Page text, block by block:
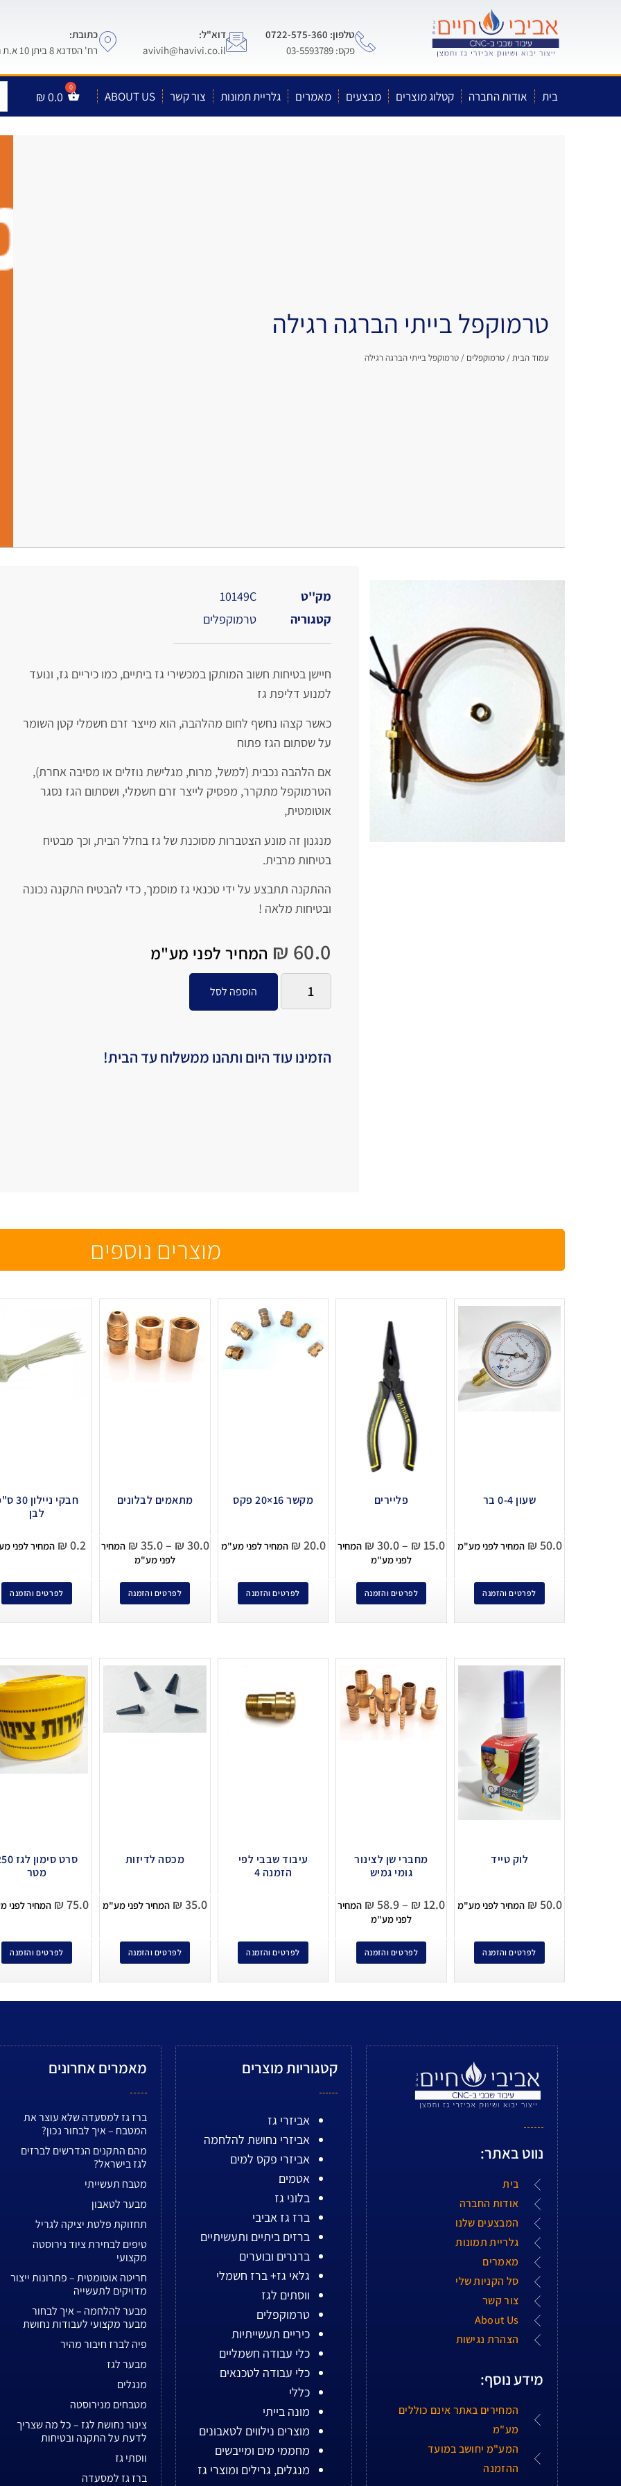
טלפון: 0722-575-360
פקס: 03-5593789
דוא"ל:
avivih@havivi.co.il
כתובת:
רח' הסדנא 8 ביתן 10 א.ת חולון
בית אודות החברה קטלוג מוצרים מבצעים מאמרים גלריית תמונות צור קשר ABOUT US
₪0.0
טרמוקפל בייתי הברגה רגילה
עמוד הבית/טרמוקפלים / טרמוקפל בייתי הברגה רגילה
מק''ט
10149C
קטגוריה
טרמוקפלים
חיישן בטיחות חשוב המותקן במכשירי גז ביתיים, כמו כיריים גז, ונועד
למנוע דליפת גז
כאשר קצהו נחשף לחום מהלהבה, הוא מייצר זרם חשמלי קטן השומר
על שסתום הגז פתוח
אם הלהבה נכבית (למשל, מרוח, מגלישת נוזלים או מסיבה אחרת),
הטרמוקפל מתקרר, מפסיק לייצר זרם חשמלי, ושסתום הגז נסגר
אוטומטית,
מנגנון זה מונע הצטברות מסוכנת של גז בחלל הבית, וכך מבטיח
בטיחות מרבית.
ההתקנה תתבצע על ידי טכנאי גז מוסמך, כדי להבטיח התקנה נכונה
ובטיחות מלאה !
₪ 60.0 המחיר לפני מע"מ
הוספה לסל
הזמינו עוד היום ותהנו ממשלוח עד הבית!
מוצרים נוספים
שעון 0-4 בר
₪ 50.0 המחיר לפני מע"מ
לפרטים והזמנה
פליירים
₪ 15.0
–
₪ 30.0
המחיר
לפני מע"מ
לפרטים והזמנה
מקשר 16×20 פקס
₪ 20.0 המחיר לפני מע"מ
לפרטים והזמנה
מתאמים לבלונים
₪ 30.0
–
₪ 35.0
המחיר
לפני מע"מ
לפרטים והזמנה
חבקי
לבן
₪ 0.2 המחיר לפני
לפרטים והזמנה
לוק טייד
₪ 50.0 המחיר לפני מע"מ
לפרטים והזמנה
מחברי שן לצינור
גומי גמיש
₪ 12.0
–
₪ 58.9
המחיר
לפני מע"מ
לפרטים והזמנה
עיבוד שבבי לפי
הזמנה 4
לפרטים והזמנה
מכסה לדיזות
₪ 35.0 המחיר לפני מע"מ
לפרטים והזמנה
סרט סימון
מטר
₪ 75.0 המחיר לפני
לפרטים והזמנה
נווט באתר:
בית
אודות החברה
המבצעים שלנו
גלריית תמונות
מאמרים
סל הקניות שלי
צור קשר
About Us
הצהרת נגישות
מידע נוסף:
המחירים באתר אינם כוללים
מע"מ
המע"מ יחושב במועד
ההזמנה
קטגוריות מוצרים
אביזרי גז
אביזרי נחושת להלחמה
אביזרי פקס למים
אטמים
בלוני גז
ברז גז אביבי
ברזים ביתיים ותעשיתיים
ברנרים ובוערים
גלאי גז+ ברז חשמלי
ווסתים לגז
טרמוקפלים
כיריים תעשייתיות
כלי עבודה חשמליים
כלי עבודה לטכנאים
כללי
מונה בייתי
מוצרים נילווים לטאבונים
מחממי מים ומייבשים
מנגלים, גרילים ומוצרי גז
מאמרים אחרונים
ברז גז למסעדה שלא עוצר את
המטבח – איך לבחור נכון?
מהם התקנים הנדרשים לברזים
לגז בישראל?
מטבח תעשייתי
מבער לטאבון
תחזוקת פלטת יציקה לגריל
טיפים לבחירת ציוד נירוסטה
מקצועי
חריטה אוטומטית – פתרונות ייצור
מדויקים לתעשייה
מבער להלחמה – איך לבחור
מבער מקצועי לעבודות נחושת
פיה לברז חיבור מהיר
מבער לגז
מנגלים
מטבחים מנירוסטה
צינור נחושת לגז – כל מה שצריך
לדעת על התקנה ובטיחות
ווסתי גז
ברז גז למסעדה